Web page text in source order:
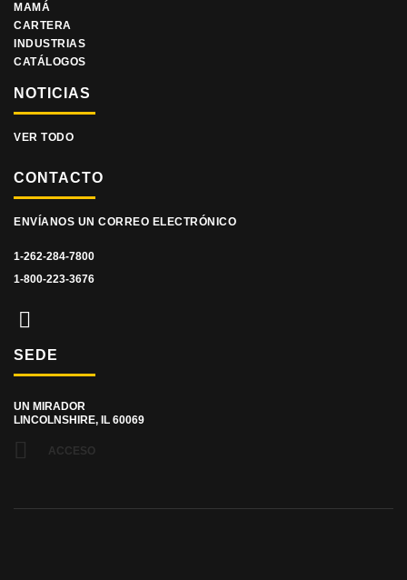
MAMÁ
CARTERA
INDUSTRIAS
CATÁLOGOS
NOTICIAS
VER TODO
CONTACTO
ENVÍANOS UN CORREO ELECTRÓNICO
1-262-284-7800
1-800-223-3676
SEDE
UN MIRADOR
LINCOLNSHIRE, IL 60069
ACCESO